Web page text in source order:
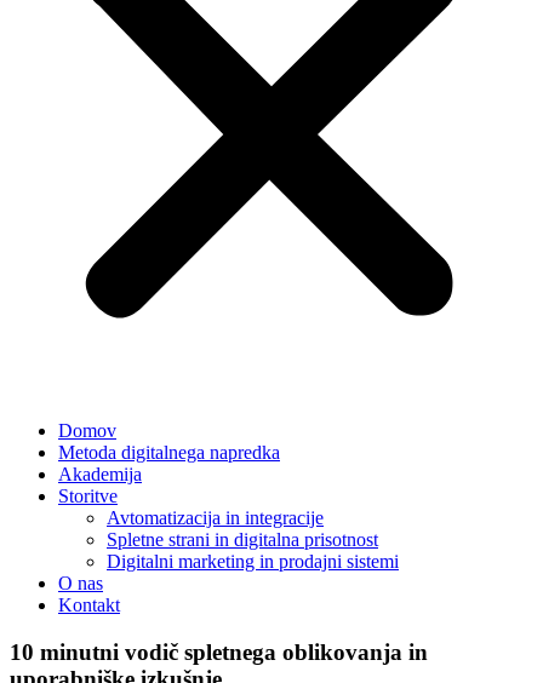
Domov
Metoda digitalnega napredka
Akademija
Storitve
Avtomatizacija in integracije
Spletne strani in digitalna prisotnost
Digitalni marketing in prodajni sistemi
O nas
Kontakt
10 minutni vodič spletnega oblikovanja in